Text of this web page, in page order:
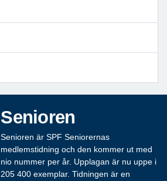
Senioren
Senioren är SPF Seniorernas
medlemstidning och den kommer ut med
nio nummer per år. Upplagan är nu uppe i
205 400 exemplar. Tidningen är en